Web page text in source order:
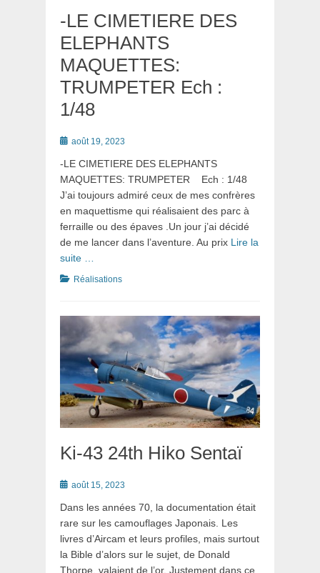
-LE CIMETIERE DES
ELEPHANTS
MAQUETTES:
TRUMPETER Ech :
1/48
Postéaoût 19, 2023
-LE CIMETIERE DES ELEPHANTS
MAQUETTES: TRUMPETER Ech : 1/48
J’ai toujours admiré ceux de mes confrères
en maquettisme qui réalisaient des parc à
ferraille ou des épaves .Un jour j’ai décidé
de me lancer dans l’aventure. Au prix Lire la
suite …
Catégories
Réalisations
Ki-43 24th Hiko Sentaï
Postéaoût 15, 2023
Dans les années 70, la documentation était
rare sur les camouflages Japonais. Les
livres d’Aircam et leurs profiles, mais surtout
la Bible d’alors sur le sujet, de Donald
Thorpe, valaient de l’or. Justement dans ce